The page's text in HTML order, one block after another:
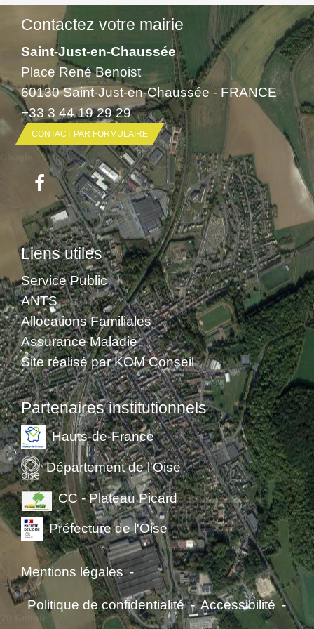
Contactez votre mairie
Saint-Just-en-Chaussée
Place René Benoist
60130 Saint-Just-en-Chaussée - FRANCE
+33 3 44 19 29 29
CONTACT PAR FORMULAIRE
Liens utiles
Service Public
ANTS
Allocations Familiales
Assurance Maladie
Site réalisé par KOM Conseil
Partenaires institutionnels
Hauts-de-France
Département de l'Oise
CC - Plateau Picard
Préfecture de l'Oise
Mentions légales -
Politique de confidentialité - Accessibilité -